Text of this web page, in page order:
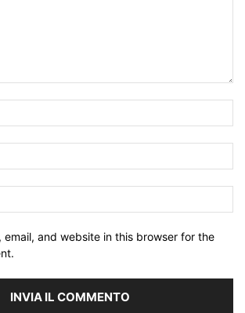
email, and website in this browser for the